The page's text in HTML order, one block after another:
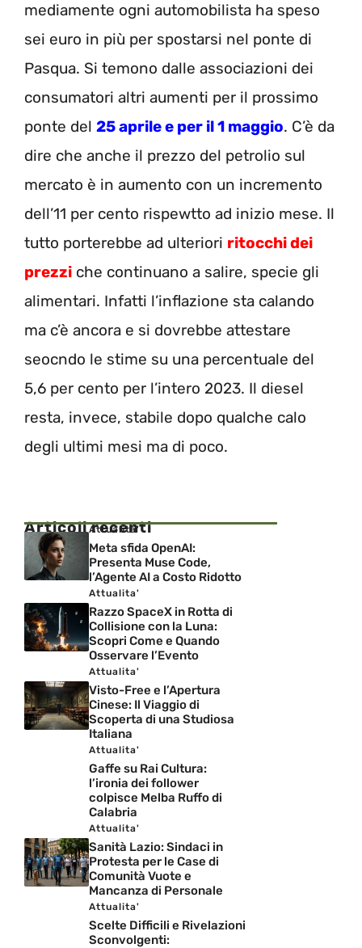
mediamente ogni automobilista ha speso
sei euro in più per spostarsi nel ponte di
Pasqua. Si temono dalle associazioni dei
consumatori altri aumenti per il prossimo
ponte del 25 aprile e per il 1 maggio. C’è da
dire che anche il prezzo del petrolio sul
mercato è in aumento con un incremento
dell’11 per cento rispewtto ad inizio mese. Il
tutto porterebbe ad ulteriori ritocchi dei
prezzi che continuano a salire, specie gli
alimentari. Infatti l’inflazione sta calando
ma c’è ancora e si dovrebbe attestare
seocndo le stime su una percentuale del
5,6 per cento per l’intero 2023. Il diesel
resta, invece, stabile dopo qualche calo
degli ultimi mesi ma di poco.
Articoli recenti
Attualita'
Meta sfida OpenAI:
Presenta Muse Code,
l’Agente AI a Costo Ridotto
Attualita'
Razzo SpaceX in Rotta di
Collisione con la Luna:
Scopri Come e Quando
Osservare l’Evento
Attualita'
Visto-Free e l’Apertura
Cinese: Il Viaggio di
Scoperta di una Studiosa
Italiana
Attualita'
Gaffe su Rai Cultura:
l’ironia dei follower
colpisce Melba Ruffo di
Calabria
Attualita'
Sanità Lazio: Sindaci in
Protesta per le Case di
Comunità Vuote e
Mancanza di Personale
Attualita'
Scelte Difficili e Rivelazioni
Sconvolgenti: